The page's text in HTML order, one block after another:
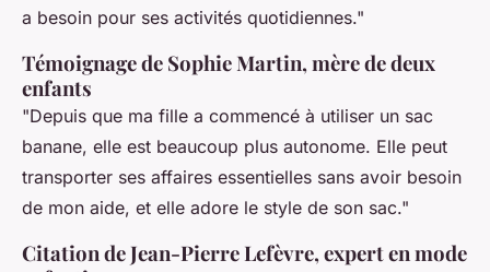
a besoin pour ses activités quotidiennes."
Témoignage de Sophie Martin, mère de deux
enfants
"Depuis que ma fille a commencé à utiliser un sac
banane, elle est beaucoup plus autonome. Elle peut
transporter ses affaires essentielles sans avoir besoin
de mon aide, et elle adore le style de son sac."
Citation de Jean-Pierre Lefèvre, expert en mode